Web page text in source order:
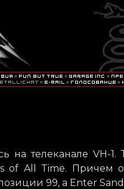
на телеканале VH-1.
of All Time. Причем
99, а Enter